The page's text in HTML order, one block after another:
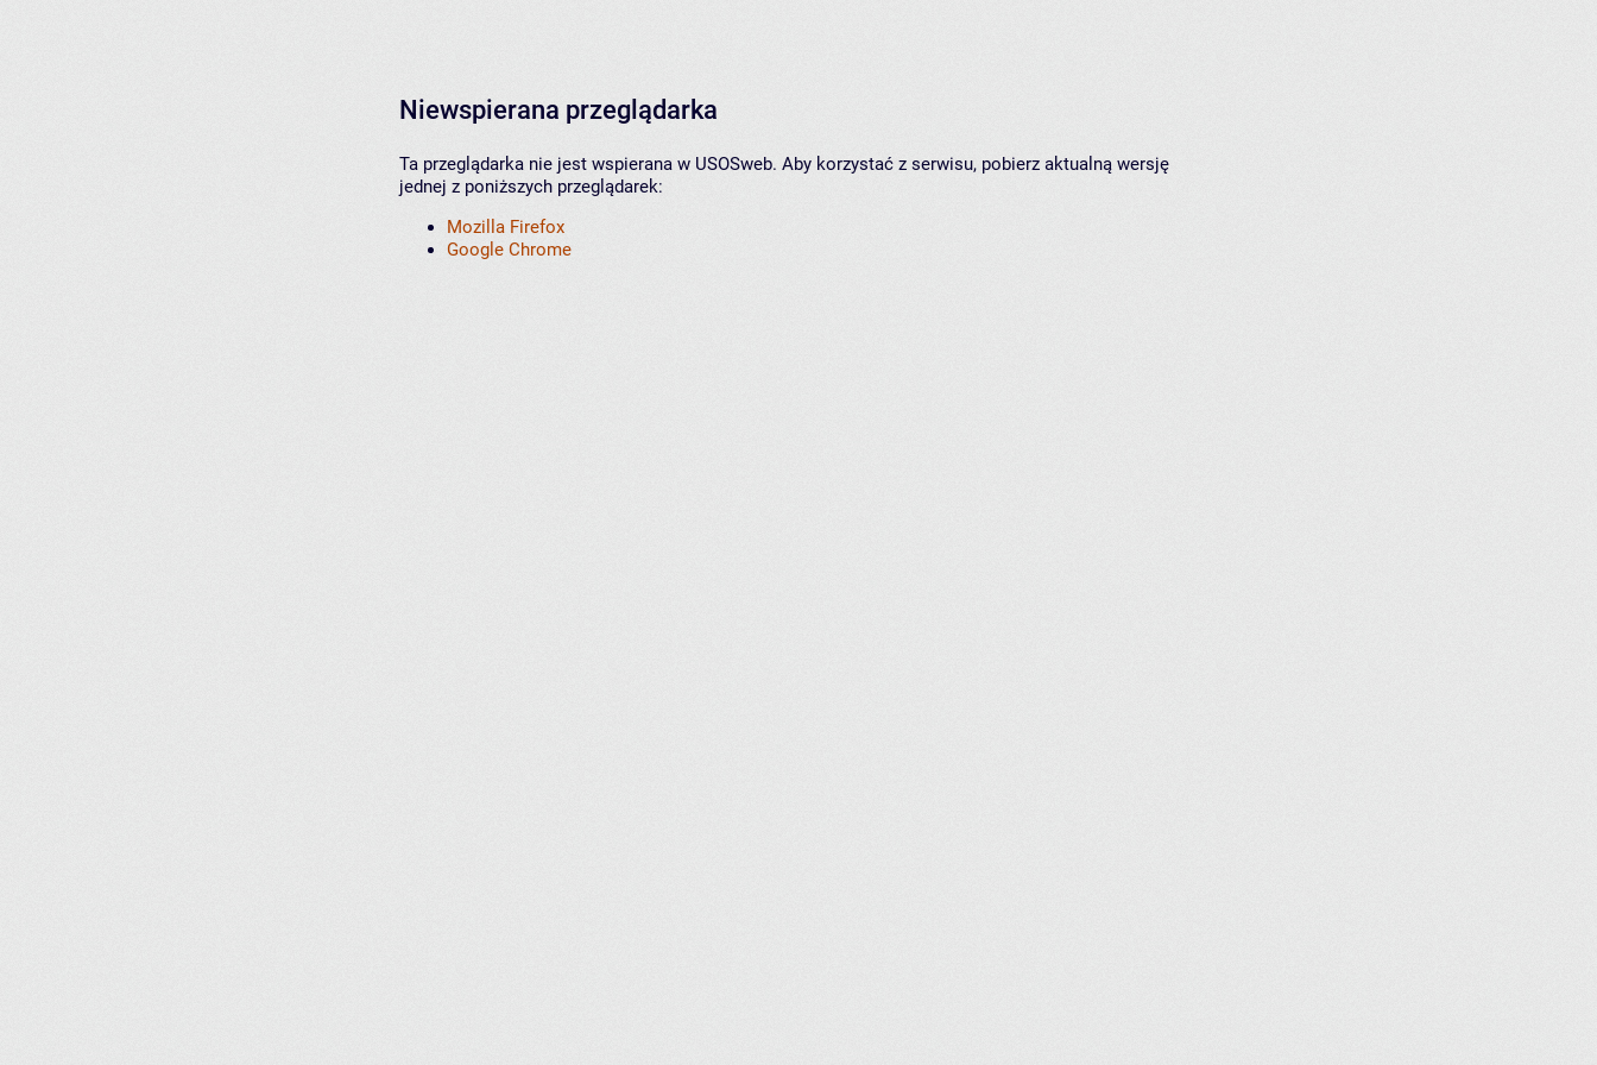
Niewspierana przeglądarka
Ta przeglądarka nie jest wspierana w USOSweb. Aby korzystać z serwisu, pobierz aktualną wersję
jednej z poniższych przeglądarek:
Mozilla Firefox
Google Chrome